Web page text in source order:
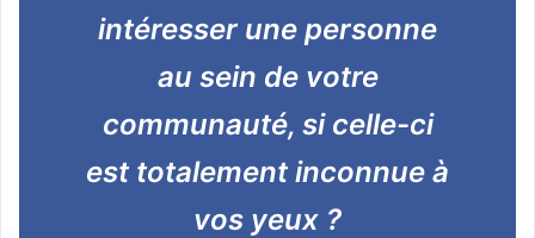
intéresser une personne
au sein de votre
communauté, si celle-ci
est totalement inconnue à
vos yeux ?